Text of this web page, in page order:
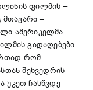
ფილმის –
მთავარი –
ამერიკელმა
გადაღებები
რომ
შეხვედრის
უკეთ ჩასწვდე